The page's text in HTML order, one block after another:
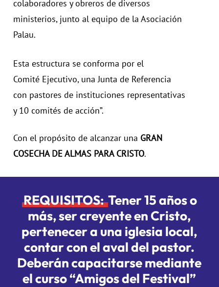
colaboradores y obreros de diversos
ministerios, junto al equipo de la Asociación
Palau.
Esta estructura se conforma por el
Comité Ejecutivo, una Junta de Referencia
con pastores de instituciones representativas
y 10 comités de acción”.
Con el propósito de alcanzar una GRAN
COSECHA DE ALMAS PARA CRISTO.
REQUISITOS:Tener 15 años o
más, ser creyente en Cristo,
pertenecer a una iglesia local,
contar con el aval del pastor.
Deberán capacitarse mediante
el curso “Amigos del Festival”